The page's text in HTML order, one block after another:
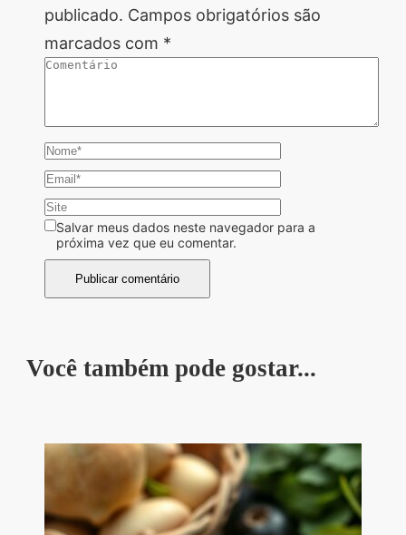
publicado. Campos obrigatórios são
marcados com *
Salvar meus dados neste navegador para a
próxima vez que eu comentar.
Você também pode gostar...